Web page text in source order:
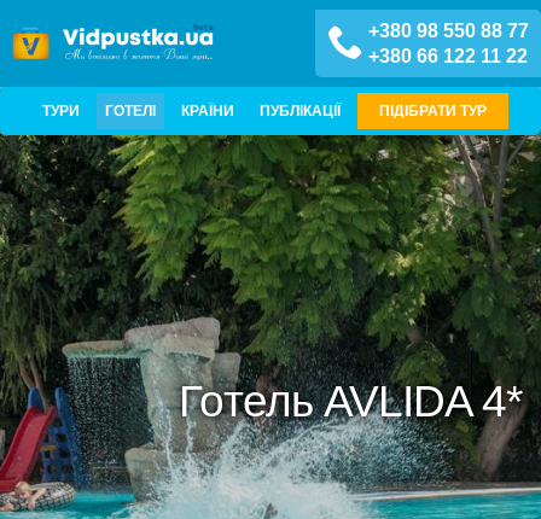
+380 98 550 88 77
+380 66 122 11 22
ТУРИ ГОТЕЛІ КРАЇНИ ПУБЛІКАЦІЇ ПІДІБРАТИ ТУР
Готель AVLIDA 4*